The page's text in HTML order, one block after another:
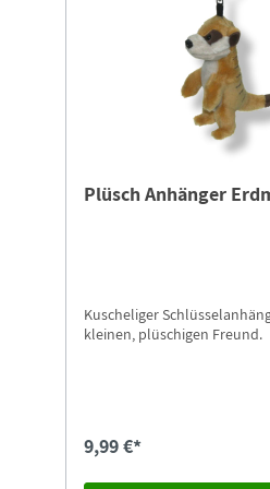
Plüsch Anhänger
Kuscheliger
kleinen, plüschigen Freund.
9,99 €*